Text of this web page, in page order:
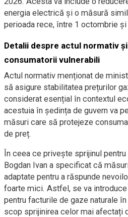
energia electrică și o măsură
perioada rece, între 1 octombrie
Detalii despre actul normativ
consumatorii vulnerabili
Actul normativ menționat de
să asigure stabilitatea prețurilor
considerat esențial în contextul
acestuia în ședința de guvern va
măsuri care să protejeze
de preț.
În ceea ce privește sprijinul
Bogdan Ivan a specificat că
adaptate pentru a răspunde
foarte mici. Astfel, se va
pentru facturile de gaze naturale
scop sprijinirea celor mai afectați